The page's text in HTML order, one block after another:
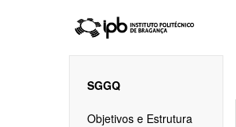
SGGQ
Objetivos e Estrutura